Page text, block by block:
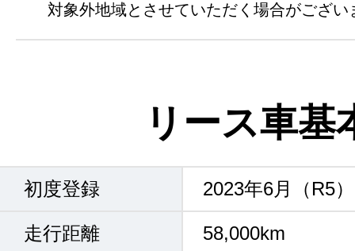
対象外地域とさせていただく場合がござい
リース車基
初度登録 2023年6月（R5）
走行距離 58,000km